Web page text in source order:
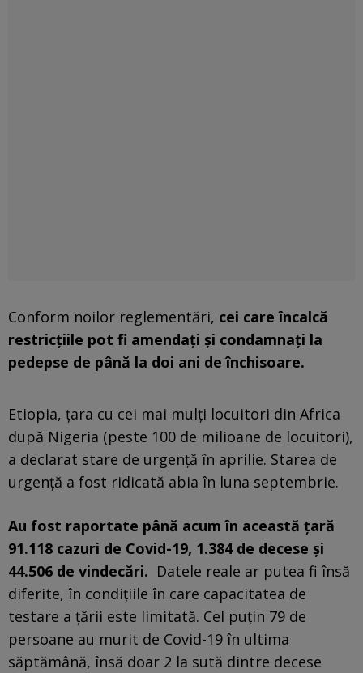
Conform noilor reglementări, cei care încalcă
restricţiile pot fi amendaţi şi condamnaţi la
pedepse de până la doi ani de închisoare.
Etiopia, ţara cu cei mai mulţi locuitori din Africa
după Nigeria (peste 100 de milioane de locuitori),
a declarat stare de urgenţă în aprilie. Starea de
urgenţă a fost ridicată abia în luna septembrie.
Au fost raportate până acum în această ţară
91.118 cazuri de Covid-19, 1.384 de decese şi
44.506 de vindecări. Datele reale ar putea fi însă
diferite, în condiţiile în care capacitatea de
testare a ţării este limitată. Cel puţin 79 de
persoane au murit de Covid-19 în ultima
săptămână, însă doar 2 la sută dintre decese